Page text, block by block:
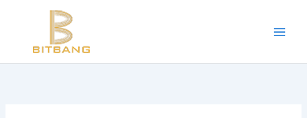
Progressive Overload -
https://en.wikipedia.org/wiki/
WADA Code -https://www.wada-ama.org/en/resources/world-
Training Frequency -https://www.youtube.com/